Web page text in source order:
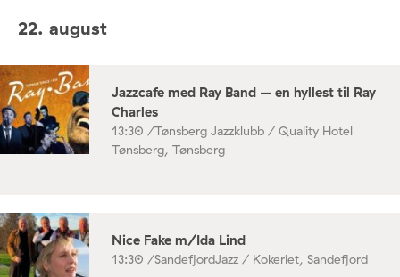
22. august
Jazzcafe med Ray Band – en hyllest til Ray
Charles
13:30 /Tønsberg Jazzklubb / Quality Hotel
Tønsberg, Tønsberg
Nice Fake m/Ida Lind
13:30 /SandefjordJazz / Kokeriet, Sandefjord